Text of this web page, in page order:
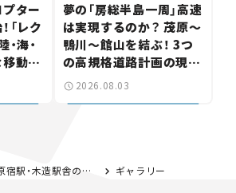
ター
「レク
海・
動体
夢の「房総半島一周」高速
は実現するのか？ 茂原～
鴨川～館山を結ぶ！ 3つ
の高規格道路計画の現
状。「館山鴨川道路」で検
2026.08.03
造駅舎の解体が決定。新駅舎は来年3月21日から。 ギャラリー